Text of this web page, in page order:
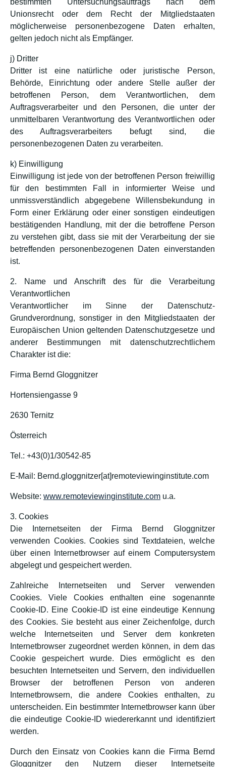
bestimmten Untersuchungsauftrags nach dem
Unionsrecht oder dem Recht der Mitgliedstaaten
möglicherweise personenbezogene Daten erhalten,
gelten jedoch nicht als Empfänger.
j) Dritter
Dritter ist eine natürliche oder juristische Person,
Behörde, Einrichtung oder andere Stelle außer der
betroffenen Person, dem Verantwortlichen, dem
Auftragsverarbeiter und den Personen, die unter der
unmittelbaren Verantwortung des Verantwortlichen oder
des Auftragsverarbeiters befugt sind, die
personenbezogenen Daten zu verarbeiten.
k) Einwilligung
Einwilligung ist jede von der betroffenen Person freiwillig
für den bestimmten Fall in informierter Weise und
unmissverständlich abgegebene Willensbekundung in
Form einer Erklärung oder einer sonstigen eindeutigen
bestätigenden Handlung, mit der die betroffene Person
zu verstehen gibt, dass sie mit der Verarbeitung der sie
betreffenden personenbezogenen Daten einverstanden
ist.
2. Name und Anschrift des für die Verarbeitung
Verantwortlichen
Verantwortlicher im Sinne der Datenschutz-
Grundverordnung, sonstiger in den Mitgliedstaaten der
Europäischen Union geltenden Datenschutzgesetze und
anderer Bestimmungen mit datenschutzrechtlichem
Charakter ist die:
Firma Bernd Gloggnitzer
Hortensiengasse 9
2630 Ternitz
Österreich
Tel.: +43(0)1/30542-85
E-Mail: Bernd.gloggnitzer[at]remoteviewinginstitute.com
Website: www.remoteviewinginstitute.com u.a.
3. Cookies
Die Internetseiten der Firma Bernd Gloggnitzer
verwenden Cookies. Cookies sind Textdateien, welche
über einen Internetbrowser auf einem Computersystem
abgelegt und gespeichert werden.
Zahlreiche Internetseiten und Server verwenden
Cookies. Viele Cookies enthalten eine sogenannte
Cookie-ID. Eine Cookie-ID ist eine eindeutige Kennung
des Cookies. Sie besteht aus einer Zeichenfolge, durch
welche Internetseiten und Server dem konkreten
Internetbrowser zugeordnet werden können, in dem das
Cookie gespeichert wurde. Dies ermöglicht es den
besuchten Internetseiten und Servern, den individuellen
Browser der betroffenen Person von anderen
Internetbrowsern, die andere Cookies enthalten, zu
unterscheiden. Ein bestimmter Internetbrowser kann über
die eindeutige Cookie-ID wiedererkannt und identifiziert
werden.
Durch den Einsatz von Cookies kann die Firma Bernd
Gloggnitzer den Nutzern dieser Internetseite